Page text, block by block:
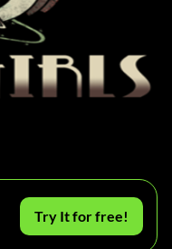
Try It for free!